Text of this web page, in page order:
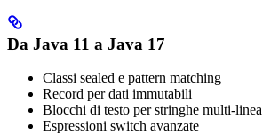
Da Java 11 a Java 17
Classi sealed e pattern matching
Record per dati immutabili
Blocchi di testo per stringhe multi-linea
Espressioni switch avanzate